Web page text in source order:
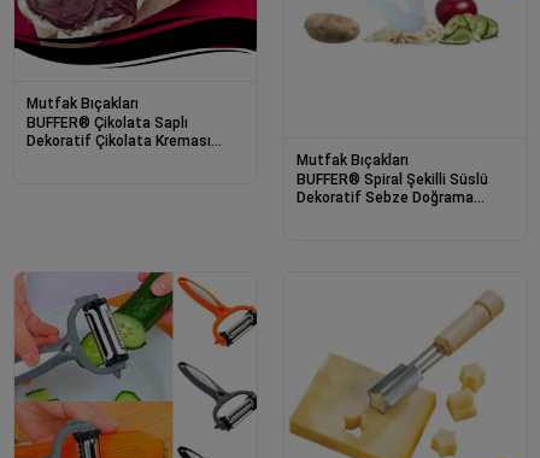
Mutfak Bıçakları
BUFFER® Çikolata Saplı
Dekoratif Çikolata Kreması
Mutfak Bıçakları
BUFFER® Spiral Şekilli Süslü
Dekoratif Sebze Doğrama